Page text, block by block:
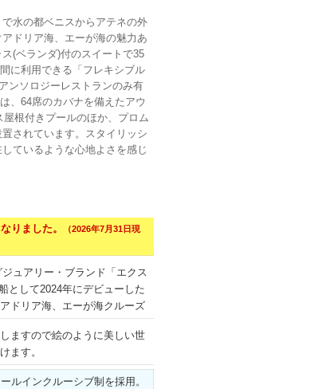
水の都ベニスからアテネの外
ドリア海、エーが海の魅力あ
(ベランダ)付のスイートで35
に利用できる「フレキシブル
ンソロジーレストランのみ有
、64席のカバナを備えたアウ
屋根付きプールのほか、プロム
されています。スタイリッシ
ているような心地よさを感じ
りました。 （2026年7月31日現
ュアリー・ブランド「エクス
として2024年にデビューした
ドリア海、エーが海クルーズ
ますので絵のように美しい世
ます。
ルインクルーシブ制を採用。